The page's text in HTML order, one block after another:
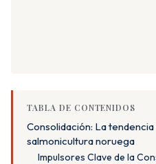
TABLA DE CONTENIDOS
Consolidación: La
salmonicultura noruega
Impulsores Clave de la